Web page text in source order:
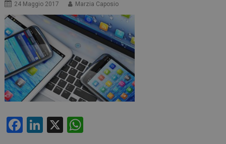
24 Maggio 2017 Marzia Caposio
F
Li X